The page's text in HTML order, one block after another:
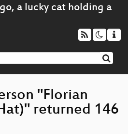
"Florian
returned 146